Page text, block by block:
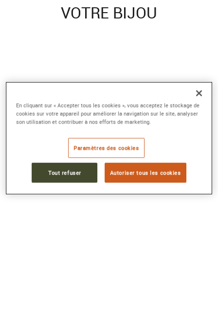
VOTRE BIJOU
En cliquant sur « Accepter tous les cookies », vous acceptez le stockage de
cookies sur votre appareil pour améliorer la navigation sur le site, analyser
son utilisation et contribuer à nos efforts de marketing.
Paramètres des cookies
Tout refuser Autoriser tous les cookies